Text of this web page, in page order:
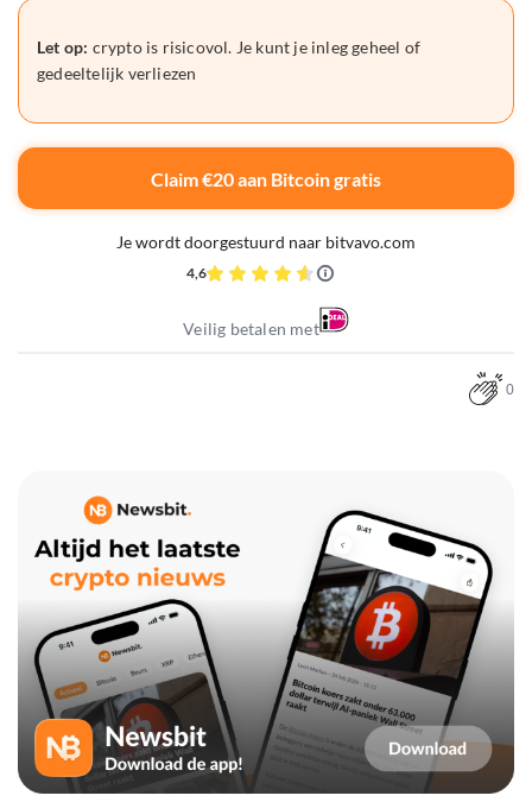
Let op: crypto is risicovol. Je kunt je inleg geheel of
gedeeltelijk verliezen
Claim €20 aan Bitcoin gratis
Je wordt doorgestuurd naar bitvavo.com
4,6
Veilig betalen met
0